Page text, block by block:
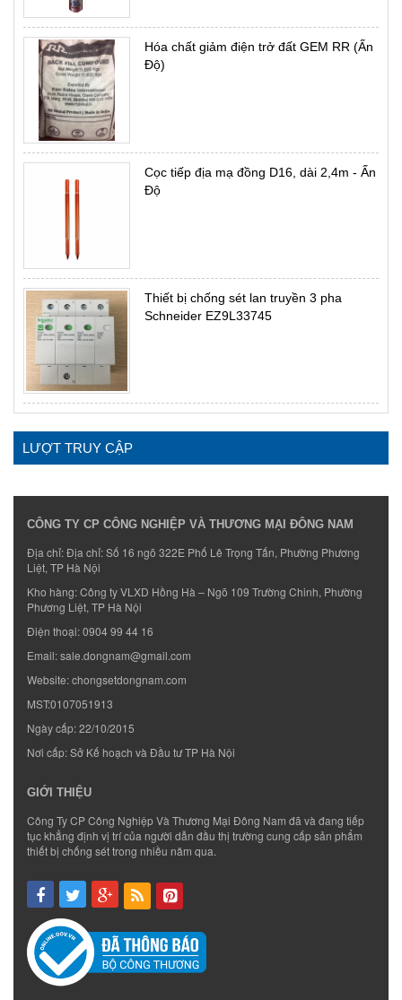
Hóa chất giảm điện trở đất GEM RR (Ấn
Độ)
Cọc tiếp địa mạ đồng D16, dài 2,4m - Ấn
Độ
Thiết bị chống sét lan truyền 3 pha
Schneider EZ9L33745
LƯỢT TRUY CẬP
CÔNG TY CP CÔNG NGHIỆP VÀ THƯƠNG MẠI ĐÔNG NAM
Địa chỉ: Địa chỉ: Số 16 ngõ 322E Phố Lê Trọng Tấn, Phường Phương
Liệt, TP Hà Nội
Kho hàng: Công ty VLXD Hồng Hà – Ngõ 109 Trường Chinh, Phường
Phương Liệt, TP Hà Nội
Điện thoại:0904 99 44 16
Email:sale.dongnam@gmail.com
Website:chongsetdongnam.com
MST:0107051913
Ngày cấp: 22/10/2015
Nơi cấp: Sở Kế hoạch và Đầu tư TP Hà Nội
GIỚI THIỆU
Công Ty CP Công Nghiệp Và Thương Mại Đông Nam đã và đang tiếp
tục khẳng định vị trí của người dẫn đầu thị trường cung cấp sản phẩm
thiết bị chống sét trong nhiều năm qua.